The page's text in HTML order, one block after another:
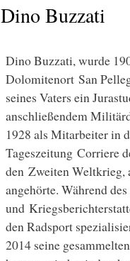
Dino Buzzati
Dino Buzzati, wurde
Dolomitenort San
seines Vaters ein
anschließendem
1928 als Mitarbeiter in
Tageszeitung Corriere
den Zweiten Weltkrieg,
angehörte. Während
und
den Radsport
2014 seine